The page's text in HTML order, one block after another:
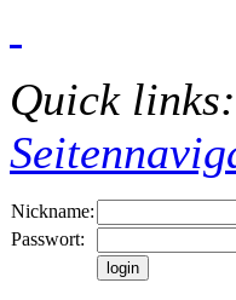
Quick links:
Nickname:
Passwort: